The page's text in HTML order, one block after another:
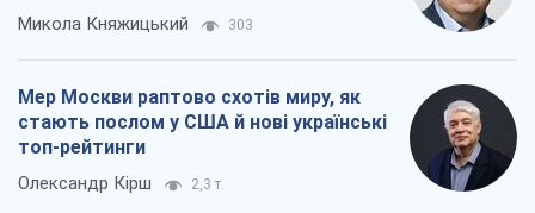
Микола Княжицький 303
Мер Москви раптово схотів миру, як
стають послом у США й нові українські
топ-рейтинги
Олександр Кірш 2,3 т.